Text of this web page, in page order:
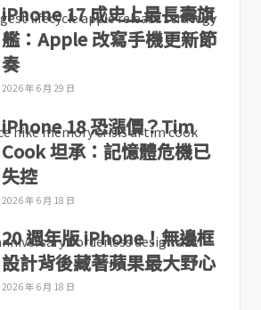
iPhone 17 成史上最長壽旗
艦：Apple 改寫手機更新節
奏
2026 年 6 月 29 日
iPhone 18 恐漲價？Tim
Cook 坦承：記憶體危機已
失控
2026 年 6 月 18 日
20 週年版 iPhone！無邊框
設計背後藏著蘋果最大野心
2026 年 6 月 18 日